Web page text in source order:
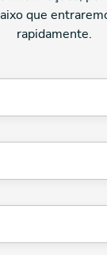
que
rapidamente.